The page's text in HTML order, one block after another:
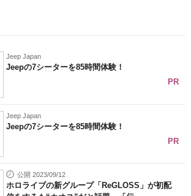
Jeep Japan
Jeepの7シーターを85時間体験！
PR
Jeep Japan
Jeepの7シーターを85時間体験！
PR
公開 2023/09/12
ホロライブの新グループ「ReGLOSS」が初配